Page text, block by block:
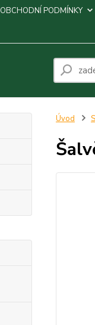
OBCHODNÍ PODMÍNKY
Úvod